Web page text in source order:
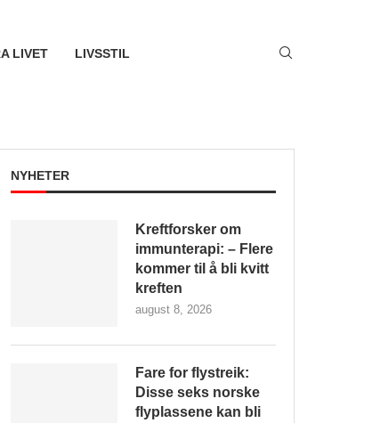
LIVET LIVSSTIL
NYHETER
Kreftforsker om
immunterapi: – Flere
kommer til å bli kvitt
kreften
august 8, 2026
Fare for flystreik:
Disse seks norske
flyplassene kan bli